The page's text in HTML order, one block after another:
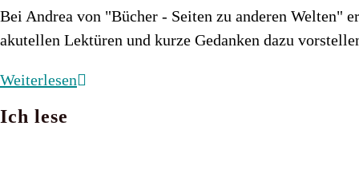
Bei Andrea von "Bücher - Seiten zu anderen Welten"
akutellen Lektüren und kurze Gedanken dazu
WeiterlesenCurrently
Ich lese